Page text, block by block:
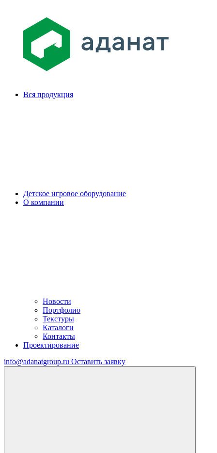
Вся продукция
Детское игровое оборудование
О компании
Новости
Портфолио
Текстуры
Каталоги
Контакты
Проектирование
info@adanatgroup.ru Оставить заявку